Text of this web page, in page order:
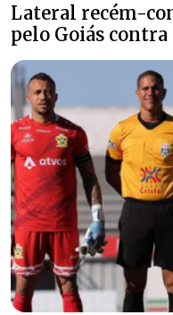
Lateral recém-
pelo Goiás